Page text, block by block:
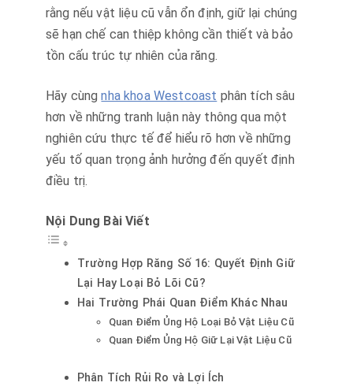
rằng nếu vật liệu cũ vẫn ổn định, giữ lại chúng
sẽ hạn chế can thiệp không cần thiết và bảo
tồn cấu trúc tự nhiên của răng.
Hãy cùngnha khoa Westcoast phân tích sâu
hơn về những tranh luận này thông qua một
nghiên cứu thực tế để hiểu rõ hơn về những
yếu tố quan trọng ảnh hưởng đến quyết định
điều trị.
Nội Dung Bài Viết
Trường Hợp Răng Số 16: Quyết Định Giữ
Lại Hay Loại Bỏ Lõi Cũ?
Hai Trường Phái Quan Điểm Khác Nhau
Quan Điểm Ủng Hộ Loại Bỏ Vật Liệu Cũ
Quan Điểm Ủng Hộ Giữ Lại Vật Liệu Cũ
Phân Tích Rủi Ro và Lợi Ích